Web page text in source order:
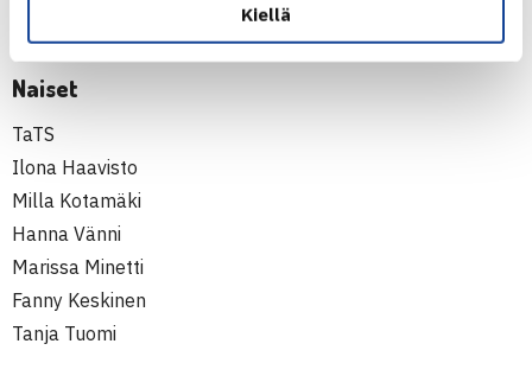
Kiellä
Naiset
TaTS
Ilona Haavisto
Milla Kotamäki
Hanna Vänni
Marissa Minetti
Fanny Keskinen
Tanja Tuomi